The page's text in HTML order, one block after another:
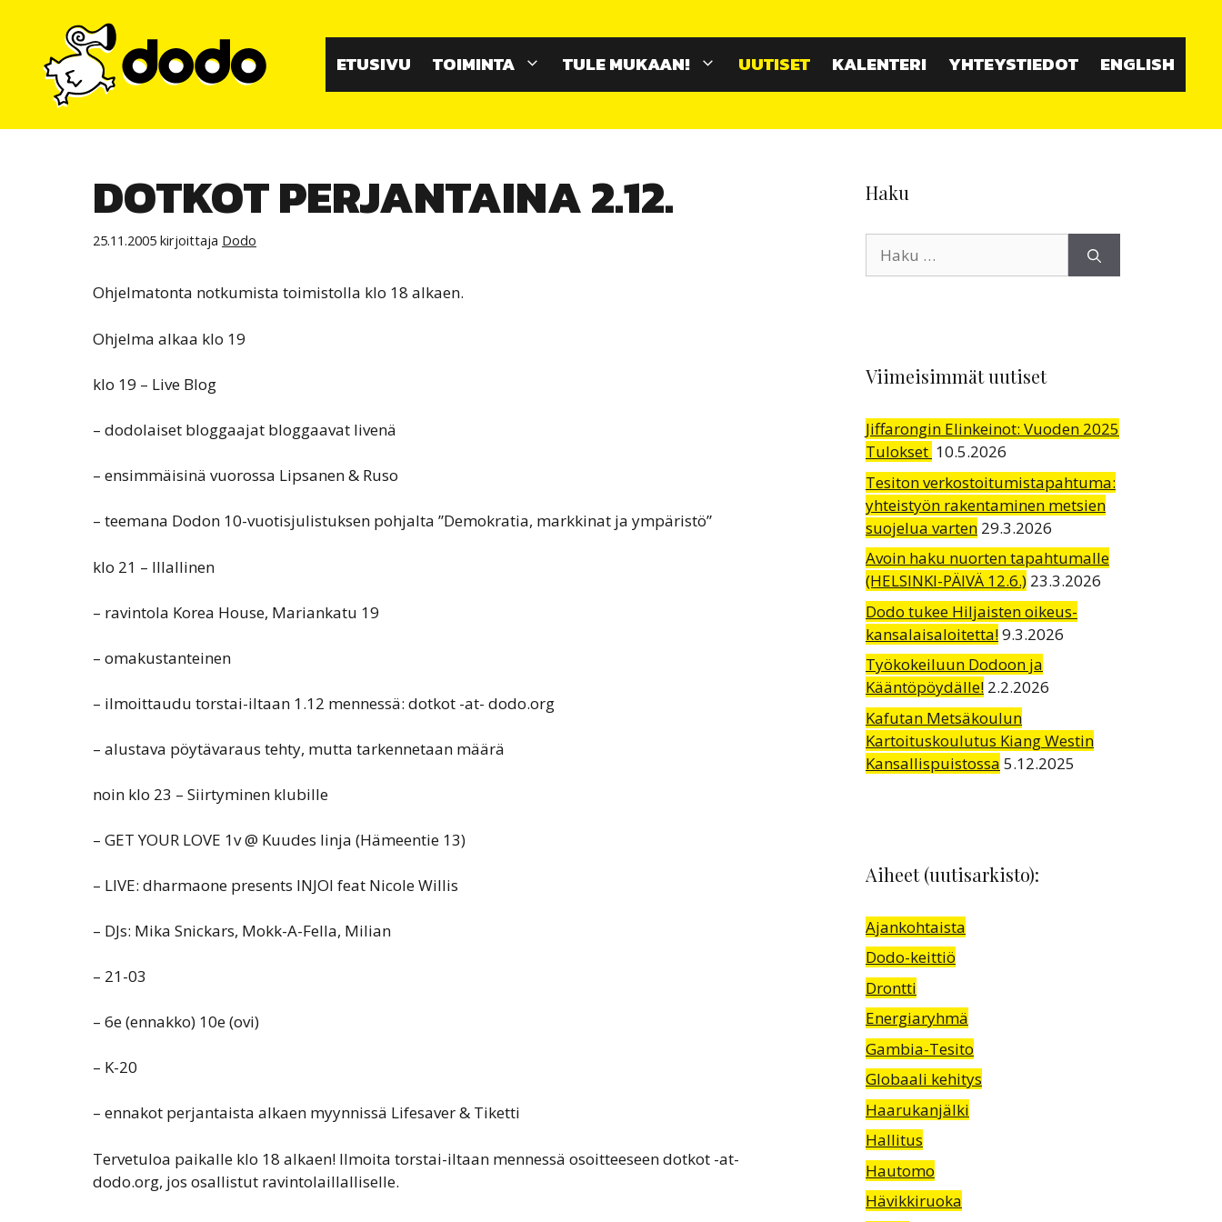
ETUSIVU TOIMINTA TULE MUKAAN! UUTISET KALENTERI YHTEYSTIEDOT ENGLISH
DOTKOT PERJANTAINA 2.12.
25.11.2005 kirjoittaja Dodo
Ohjelmatonta notkumista toimistolla klo 18 alkaen.
Ohjelma alkaa klo 19
klo 19 – Live Blog
– dodolaiset bloggaajat bloggaavat livenä
– ensimmäisinä vuorossa Lipsanen & Ruso
– teemana Dodon 10-vuotisjulistuksen pohjalta ”Demokratia, markkinat ja ympäristö”
klo 21 – Illallinen
– ravintola Korea House, Mariankatu 19
– omakustanteinen
– ilmoittaudu torstai-iltaan 1.12 mennessä: dotkot -at- dodo.org
– alustava pöytävaraus tehty, mutta tarkennetaan määrä
noin klo 23 – Siirtyminen klubille
– GET YOUR LOVE 1v @ Kuudes linja (Hämeentie 13)
– LIVE: dharmaone presents INJOI feat Nicole Willis
– DJs: Mika Snickars, Mokk-A-Fella, Milian
– 21-03
– 6e (ennakko) 10e (ovi)
– K-20
– ennakot perjantaista alkaen myynnissä Lifesaver & Tiketti
Tervetuloa paikalle klo 18 alkaen! Ilmoita torstai-iltaan mennessä osoitteeseen dotkot -at-
dodo.org, jos osallistut ravintolaillalliselle.
Haku
Viimeisimmät uutiset
Jiffarongin Elinkeinot: Vuoden 2025
Tulokset 10.5.2026
Tesiton verkostoitumistapahtuma:
yhteistyön rakentaminen metsien
suojelua varten 29.3.2026
Avoin haku nuorten tapahtumalle
(HELSINKI-PÄIVÄ 12.6.) 23.3.2026
Dodo tukee Hiljaisten oikeus-
kansalaisaloitetta!9.3.2026
Työkokeiluun Dodoon ja
Kääntöpöydälle! 2.2.2026
Kafutan Metsäkoulun
Kartoituskoulutus Kiang Westin
Kansallispuistossa 5.12.2025
Aiheet (uutisarkisto):
Ajankohtaista
Dodo-keittiö
Drontti
Energiaryhmä
Gambia-Tesito
Globaali kehitys
Haarukanjälki
Hallitus
Hautomo
Hävikkiruoka